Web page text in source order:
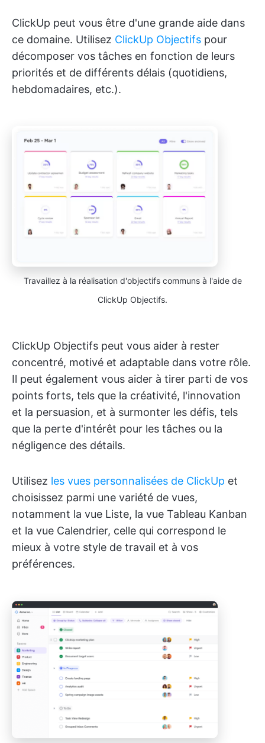
ClickUp peut vous être d'une grande aide dans
ce domaine. Utilisez ClickUp Objectifs pour
décomposer vos tâches en fonction de leurs
priorités et de différents délais (quotidiens,
hebdomadaires, etc.).
Travaillez à la réalisation d'objectifs communs à l'aide de
ClickUp Objectifs.
ClickUp Objectifs peut vous aider à rester
concentré, motivé et adaptable dans votre rôle.
Il peut également vous aider à tirer parti de vos
points forts, tels que la créativité, l'innovation
et la persuasion, et à surmonter les défis, tels
que la perte d'intérêt pour les tâches ou la
négligence des détails.
Utilisez les vues personnalisées de ClickUp et
choisissez parmi une variété de vues,
notamment la vue Liste, la vue Tableau Kanban
et la vue Calendrier, celle qui correspond le
mieux à votre style de travail et à vos
préférences.